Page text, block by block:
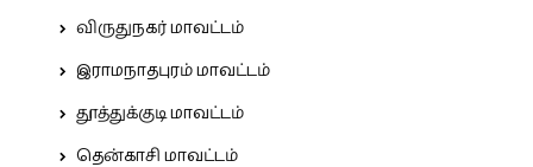
விருதுநகர் மாவட்டம்
இராமநாதபுரம் மாவட்டம்
தூத்துக்குடி மாவட்டம்
தென்காசி மாவட்டம்